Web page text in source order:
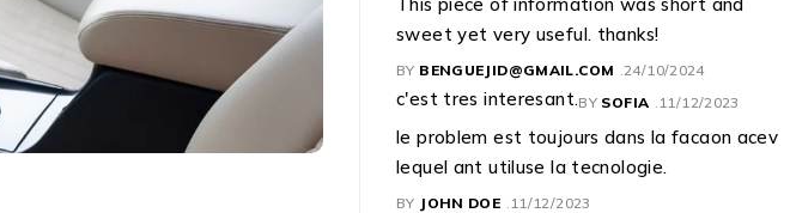
sweet yet very useful. thanks!
BY BENGUEJID@GMAIL.COM 24/10/2024
c'est tres interesant.BY SOFIA 11/12/2023
le problem est toujours dans la facaon acev
lequel ant utiluse la tecnologie.
BY JOHN DOE 11/12/2023